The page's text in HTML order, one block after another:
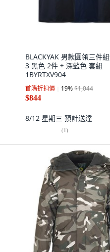
BLACKYAK 男款圓領三件
3 黑色 2件 + 深藍色 套組
1BYRTXV904
首購折扣價 19%$1,044
$844
8/12 星期三 預計送達
(1)